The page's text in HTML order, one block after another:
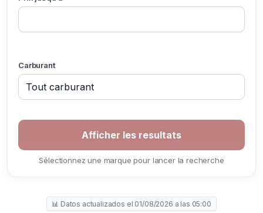
Carburant
Sélectionnez une marque pour lancer la recherche
📊 Datos actualizados el 01/08/2026 a las 05:00